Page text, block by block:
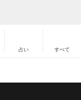
占い すべて